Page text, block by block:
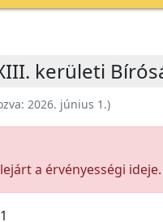
kerületi
2026. június 1.)
a érvényességi ideje.